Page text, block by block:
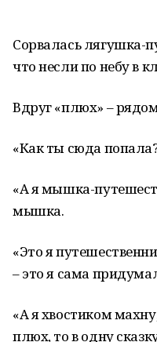
Сорвалась лягушка-
что несли по небу в
Вдруг «плюх» –
«Как ты сюда
«А я мышка-
мышка.
«Это я
– это я сама
«А я хвостиком
плюх, то в одну